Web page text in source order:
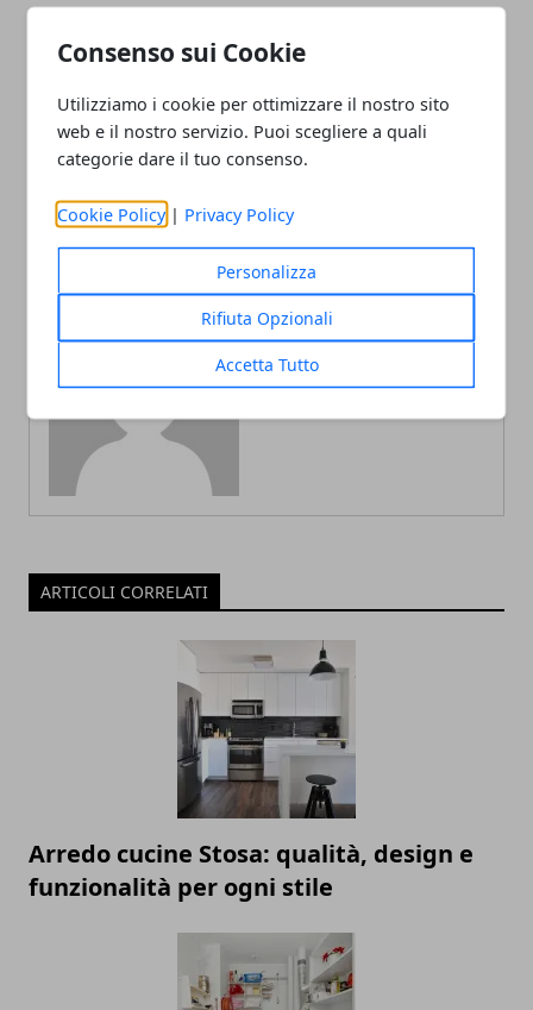
Consenso sui Cookie
Utilizziamo i cookie per ottimizzare il nostro sito
web e il nostro servizio. Puoi scegliere a quali
categorie dare il tuo consenso.
Cookie Policy | Privacy Policy
Personalizza
Rifiuta Opzionali
Accetta Tutto
Come scegliere una porta
blindata
Casse amplificate, come
funzionano e come
Redazione
ARTICOLI CORRELATI
Arredo cucine Stosa: qualità, design e
funzionalità per ogni stile